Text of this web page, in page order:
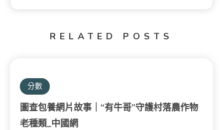
RELATED POSTS
分數
圖查包養網片故事｜“有牛哥”守護村落農作物
老種類_中國網